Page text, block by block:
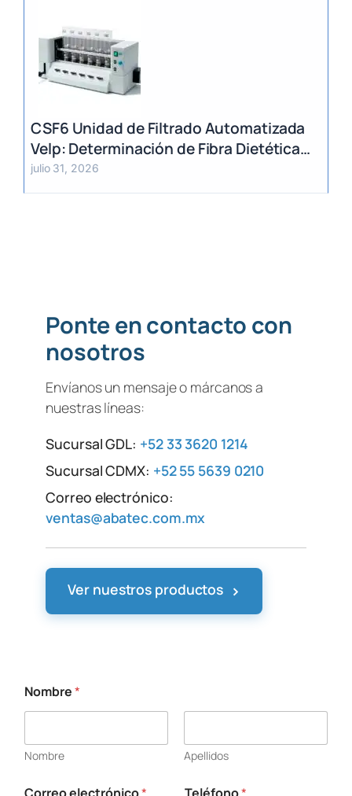
CSF6 Unidad de Filtrado Automatizada
Velp: Determinación de Fibra Dietética
(AOAC)
julio 31, 2026
Ponte en contacto con
nosotros
Envíanos un mensaje o márcanos a
nuestras líneas:
Sucursal GDL: +52 33 3620 1214
Sucursal CDMX: +52 55 5639 0210
Correo electrónico:
ventas@abatec.com.mx
Ver nuestros productos ›
N
o
b
r
s
Nombre*
Nombre Apellidos